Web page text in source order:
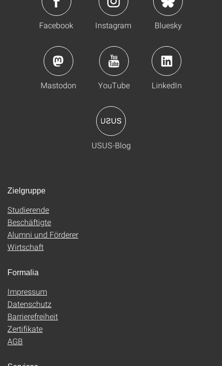
Facebook Instagram Bluesky
Mastodon YouTube LinkedIn
USUS-Blog
Zielgruppe
Studierende
Beschäftigte
Alumni und Förderer
Wirtschaft
Formalia
Impressum
Datenschutz
Barrierefreiheit
Zertifikate
AGB